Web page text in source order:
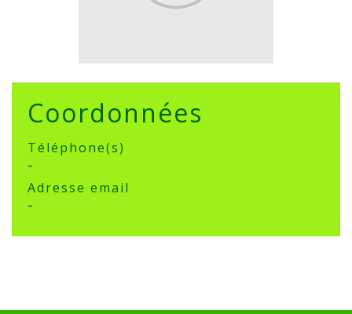
Coordonnées
Téléphone(s)
-
Adresse email
-